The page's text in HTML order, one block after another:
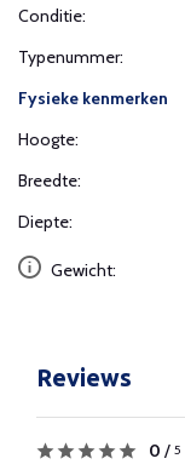
Conditie:
Typenummer:
Fysieke kenmerken
Hoogte:
Breedte:
Diepte:
Gewicht:
Reviews
0 / 5